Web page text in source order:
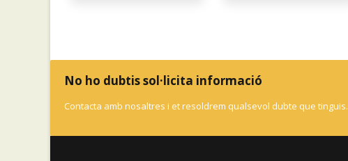
No ho dubtis sol·licita informació
Contacta amb nosaltres i et resoldrem qualsevol dubte que tinguis.